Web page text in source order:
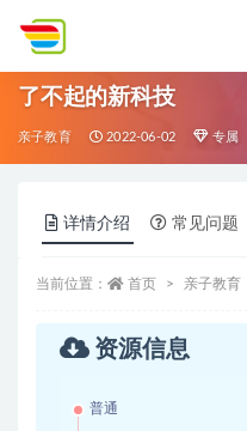
了不起的新科技
亲子教育 2022-06-02 专属
详情介绍 常见问题
当前位置： 首页 亲子教育
资源信息
普通